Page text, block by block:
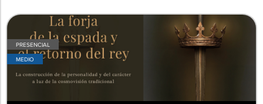
PRESENCIAL
MEDIO